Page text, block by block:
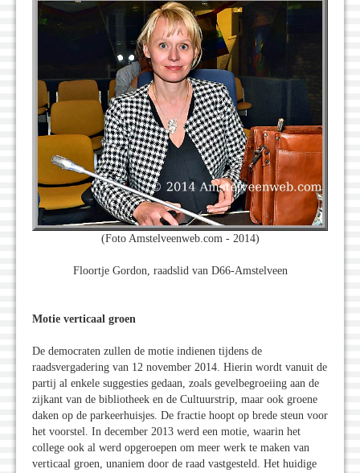
(Foto Amstelveenweb.com - 2014)
Floortje Gordon, raadslid van D66-Amstelveen
Motie verticaal groen
De democraten zullen de motie indienen tijdens de
raadsvergadering van 12 november 2014. Hierin wordt vanuit de
partij al enkele suggesties gedaan, zoals gevelbegroeiing aan de
zijkant van de bibliotheek en de Cultuurstrip, maar ook groene
daken op de parkeerhuisjes. De fractie hoopt op brede steun voor
het voorstel. In december 2013 werd een motie, waarin het
college ook al werd opgeroepen om meer werk te maken van
verticaal groen, unaniem door de raad vastgesteld. Het huidige